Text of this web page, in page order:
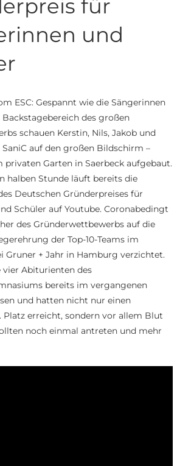
für
und
ESC: Gespannt wie die Sängerinnen
Backstagebereich des großen
schauen Kerstin, Nils, Jakob und
SaniC auf den großen Bildschirm –
privaten Garten in Saerbeck aufgebaut.
halben Stunde läuft bereits die
Deutschen Gründerpreises für
Schüler auf Youtube. Coronabedingt
des Gründerwettbewerbs auf die
der Top-10-Teams im
Gruner + Jahr in Hamburg verzichtet.
vier Abiturienten des
bereits im vergangenen
und hatten nicht nur einen
Platz erreicht, sondern vor allem Blut
noch einmal antreten und mehr